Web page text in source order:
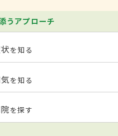
うアプローチ
を知る
を知る
を探す